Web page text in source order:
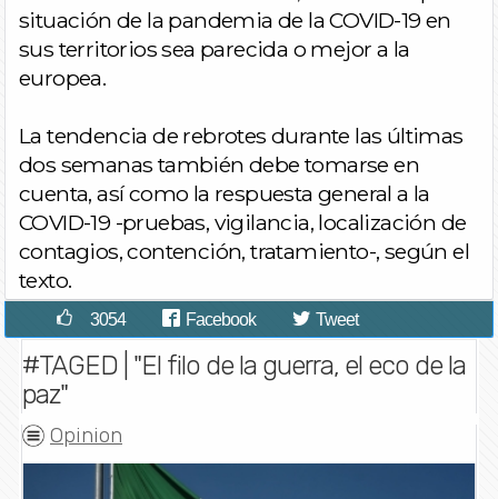
situación de la pandemia de la COVID-19 en
sus territorios sea parecida o mejor a la
europea.
La tendencia de rebrotes durante las últimas
dos semanas también debe tomarse en
cuenta, así como la respuesta general a la
COVID-19 -pruebas, vigilancia, localización de
contagios, contención, tratamiento-, según el
texto.
3054 Facebook Tweet
#TAGED | "El filo de la guerra, el eco de la
paz"
Opinion